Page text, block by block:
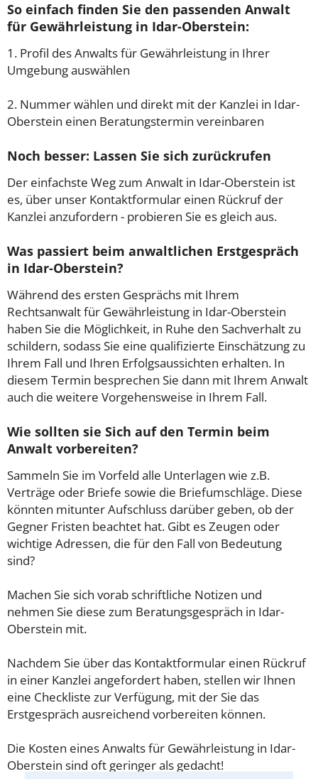
So einfach finden Sie den passenden Anwalt
für Gewährleistung in Idar-Oberstein:
1. Profil des Anwalts für Gewährleistung in Ihrer
Umgebung auswählen
2. Nummer wählen und direkt mit der Kanzlei in Idar-
Oberstein einen Beratungstermin vereinbaren
Noch besser: Lassen Sie sich zurückrufen
Der einfachste Weg zum Anwalt in Idar-Oberstein ist
es, über unser Kontaktformular einen Rückruf der
Kanzlei anzufordern - probieren Sie es gleich aus.
Was passiert beim anwaltlichen Erstgespräch
in Idar-Oberstein?
Während des ersten Gesprächs mit Ihrem
Rechtsanwalt für Gewährleistung in Idar-Oberstein
haben Sie die Möglichkeit, in Ruhe den Sachverhalt zu
schildern, sodass Sie eine qualifizierte Einschätzung zu
Ihrem Fall und Ihren Erfolgsaussichten erhalten. In
diesem Termin besprechen Sie dann mit Ihrem Anwalt
auch die weitere Vorgehensweise in Ihrem Fall.
Wie sollten sie Sich auf den Termin beim
Anwalt vorbereiten?
Sammeln Sie im Vorfeld alle Unterlagen wie z.B.
Verträge oder Briefe sowie die Briefumschläge. Diese
könnten mitunter Aufschluss darüber geben, ob der
Gegner Fristen beachtet hat. Gibt es Zeugen oder
wichtige Adressen, die für den Fall von Bedeutung
sind?
Machen Sie sich vorab schriftliche Notizen und
nehmen Sie diese zum Beratungsgespräch in Idar-
Oberstein mit.
Nachdem Sie über das Kontaktformular einen Rückruf
in einer Kanzlei angefordert haben, stellen wir Ihnen
eine Checkliste zur Verfügung, mit der Sie das
Erstgespräch ausreichend vorbereiten können.
Die Kosten eines Anwalts für Gewährleistung in Idar-
Oberstein sind oft geringer als gedacht!